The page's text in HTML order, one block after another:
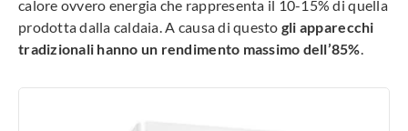
calore ovvero energia che rappresenta il 10-15% di quella
prodotta dalla caldaia. A causa di questo gli apparecchi
tradizionali hanno un rendimento massimo dell’85%.